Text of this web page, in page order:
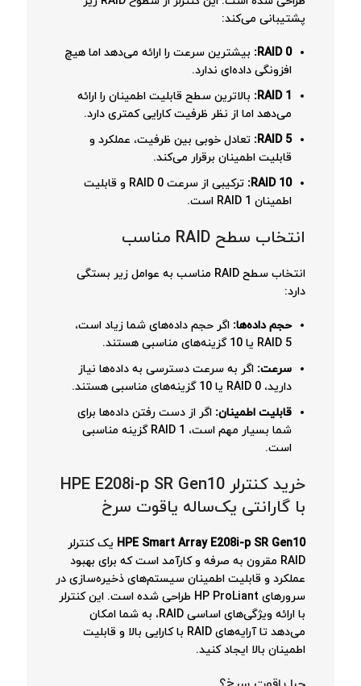
پشتیبانی می‌کند:
RAID 0: بیشترین سرعت را ارائه می‌دهد اما هیچ
افزونگی داده‌ای ندارد.
RAID 1: بالاترین سطح قابلیت اطمینان را ارائه
می‌دهد اما از نظر ظرفیت کارایی کمتری دارد.
RAID 5: تعادل خوبی بین ظرفیت، عملکرد و
قابلیت اطمینان برقرار می‌کند.
RAID 10:
ترکیبی از سرعت RAID 0 و قابلیت
اطمینان RAID 1 است.
انتخاب سطح RAID مناسب
انتخاب سطح RAID مناسب به عوامل زیر بستگی
دارد:
حجم داده‌ها: اگر حجم داده‌های شما زیاد است،
RAID 5 یا 10 گزینه‌های مناسبی هستند.
سرعت: اگر به سرعت دسترسی به داده‌ها نیاز
دارید، RAID 0 یا 10 گزینه‌های مناسبی هستند.
قابلیت اطمینان: اگر از دست رفتن داده‌ها برای
شما بسیار مهم است، RAID 1 گزینه مناسبی
است.
خرید کنترلر HPE E208i-p SR Gen10
با گارانتی یک‌ساله یاقوت سرخ
HPE Smart Array E208i-p SR Gen10 یک کنترلر
RAID مقرون به صرفه و کارآمد است که برای بهبود
عملکرد و قابلیت اطمینان سیستم‌های ذخیره‌سازی در
سرورهای HP ProLiant طراحی شده است. این کنترلر
با ارائه ویژگی‌های اساسی RAID، به شما امکان
می‌دهد تا آرایه‌های RAID با کارایی بالا و قابلیت
اطمینان بالا ایجاد کنید.